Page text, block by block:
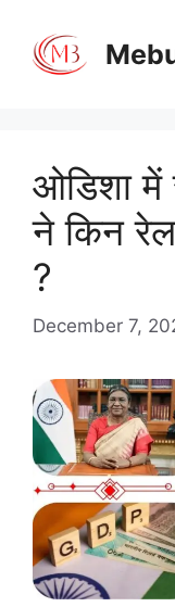
content
ओडिशा में
ने किन रेल
?
December 7,